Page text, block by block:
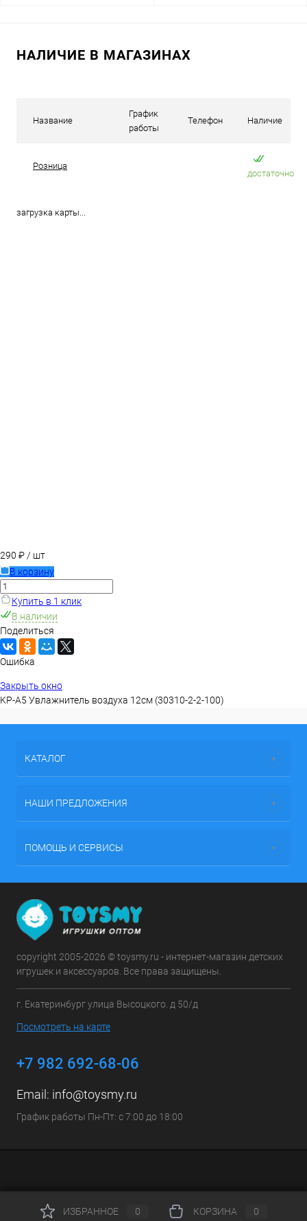
НАЛИЧИЕ В МАГАЗИНАХ
Название
График
работы
Телефон Наличие
Розница
достаточно
загрузка карты...
290 ₽/ шт
В корзину
Купить в 1 клик
В наличии
Поделиться
Ошибка
Закрыть окно
KP-A5 Увлажнитель воздуха 12см (30310-2-2-100)
КАТАЛОГ
НАШИ ПРЕДЛОЖЕНИЯ
ПОМОЩЬ И СЕРВИСЫ
copyright 2005-2026 © toysmy.ru - интернет-магазин детских
игрушек и аксессуаров. Все права защищены.
г. Екатеринбург улица Высоцкого. д 50/д
Посмотреть на карте
+7 982 692-68-06
Email: info@toysmy.ru
График работы Пн-Пт: с 7:00 до 18:00
ИЗБРАННОЕ 0 КОРЗИНА 0